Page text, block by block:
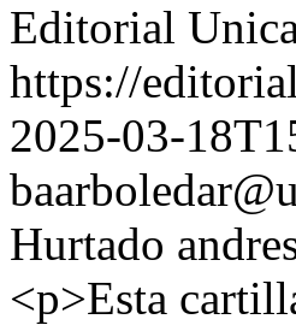
Editorial
https://
2025-03-
Hurtado
<p>Esta